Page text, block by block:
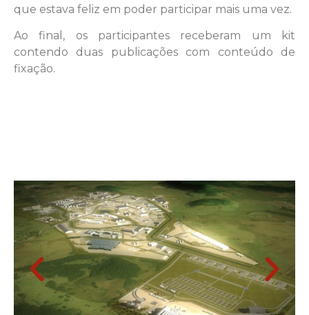
que estava feliz em poder participar mais uma vez.
Ao final, os participantes receberam um kit
contendo duas publicações com conteúdo de
fixação.